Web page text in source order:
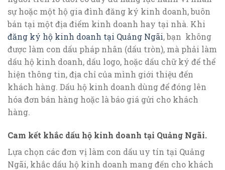
sự hoặc một hộ gia đình đăng ký kinh doanh, buôn
bán tại một địa điểm kinh doanh hay tại nhà. Khi
đăng ký hộ kinh doanh tại Quảng Ngãi, bạn không
được làm con dấu pháp nhân (dấu tròn), mà phải làm
dấu hộ kinh doanh, dấu logo, hoặc dấu chữ ký để thể
hiện thông tin, địa chỉ của mình giới thiệu đến
khách hàng. Dấu hộ kinh doanh dùng để đóng lên
hóa đơn bán hàng hoặc là báo giá gửi cho khách
hàng.
Cam kết khắc dấu hộ kinh doanh tại Quảng Ngãi.
Lựa chọn các đơn vị làm con dấu uy tín tại Quảng
Ngãi, khắc dấu hộ kinh doanh mang đến cho khách